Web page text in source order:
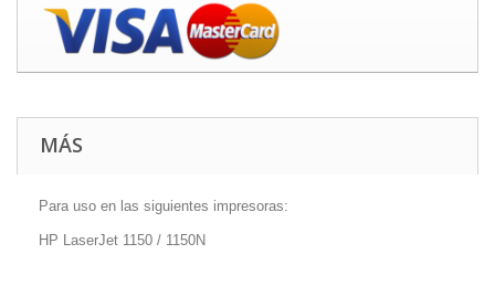
MÁS
Para uso en las siguientes impresoras:
HP LaserJet 1150 / 1150N